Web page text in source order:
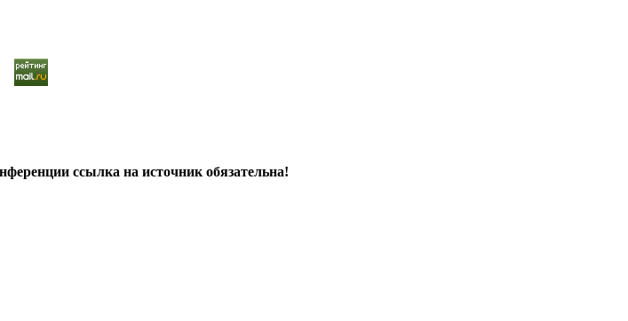
ссылка на источник обязательна!